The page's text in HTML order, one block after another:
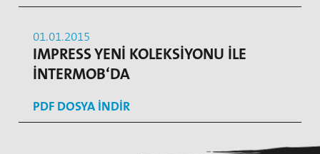
01.01.2015
IMPRESS YENİ KOLEKSİYONU İLE
İNTERMOB‘DA
PDF DOSYA INDIR